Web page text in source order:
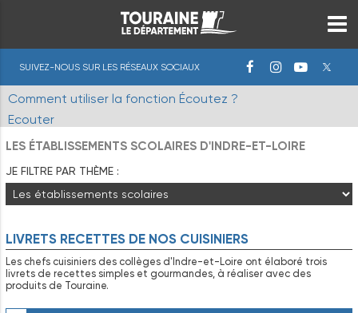
SUIVEZ-NOUS SUR LES RÉSEAUX SOCIAUX
Comment utiliser la fonction Écoutez ?
Ecouter
LES ÉTABLISSEMENTS SCOLAIRES D'INDRE-ET-LOIRE
JE FILTRE PAR THÈME :
LIVRETS RECETTES DE NOS CUISINIERS
Les chefs cuisiniers des collèges d'Indre-et-Loire ont élaboré trois
livrets de recettes simples et gourmandes, à réaliser avec des
produits de Touraine.